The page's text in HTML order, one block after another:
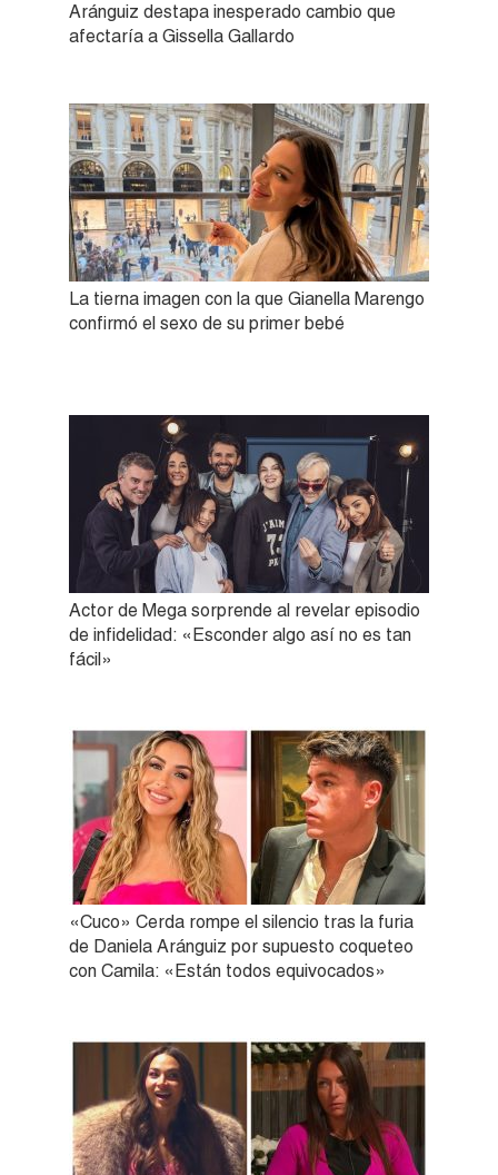
Aránguiz destapa inesperado cambio que
afectaría a Gissella Gallardo
La tierna imagen con la que Gianella Marengo
confirmó el sexo de su primer bebé
Actor de Mega sorprende al revelar episodio
de infidelidad: «Esconder algo así no es tan
fácil»
«Cuco» Cerda rompe el silencio tras la furia
de Daniela Aránguiz por supuesto coqueteo
con Camila: «Están todos equivocados»